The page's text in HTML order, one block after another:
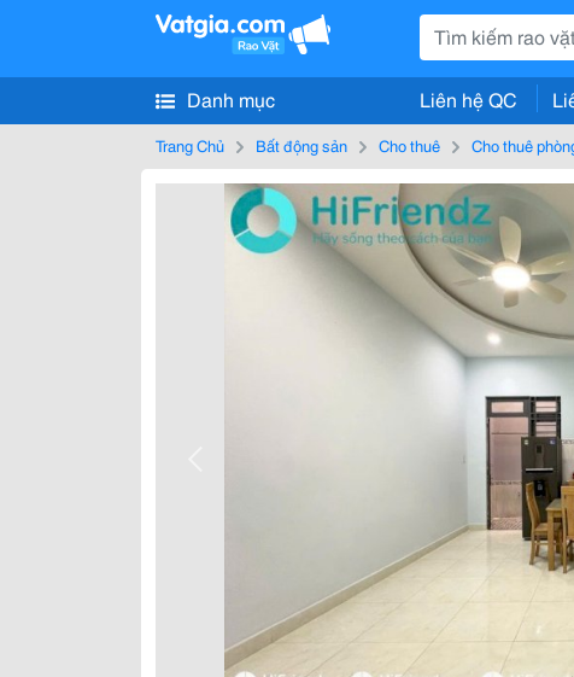
Danh mục Liên hệ QC
Trang Chủ Bất động sản Cho thuê Cho thuê